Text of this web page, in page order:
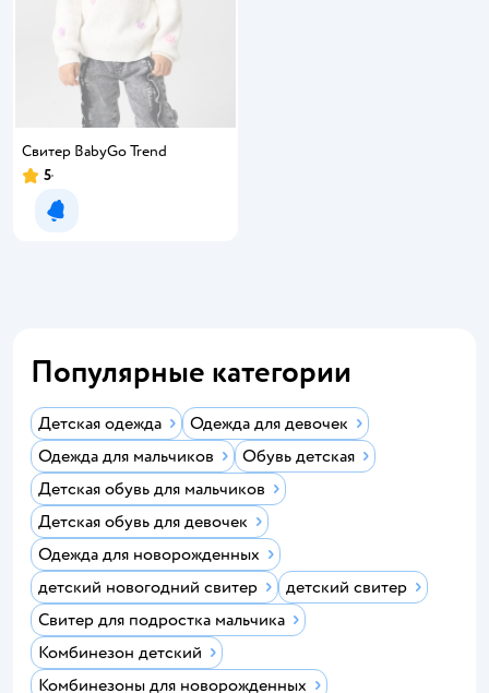
Свитер BabyGo Trend
5
Уведомить о появлении
Популярные категории
Детская одежда
Одежда для девочек
Одежда для мальчиков
Обувь детская
Детская обувь для мальчиков
Детская обувь для девочек
Одежда для новорожденных
детский новогодний свитер
детский свитер
Свитер для подростка мальчика
Комбинезон детский
Комбинезоны для новорожденных